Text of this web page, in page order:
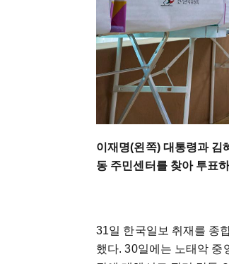
이재명(왼쪽) 대통령과 김
동 주민센터를 찾아 투표
31일 한국일보 취재를 종
했다. 30일에는 노태악 중